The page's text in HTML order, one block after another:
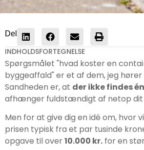
Del
INDHOLDSFORTEGNELSE
Spørgsmålet "hvad koster en
byggeaffald" er et af dem, jeg
Sandheden er, at der ikke findes
afhænger fuldstændigt af netop dit
Men for at give dig en idé om, hvor
prisen typisk fra et par tusinde
opgave til over10.000 kr. for en